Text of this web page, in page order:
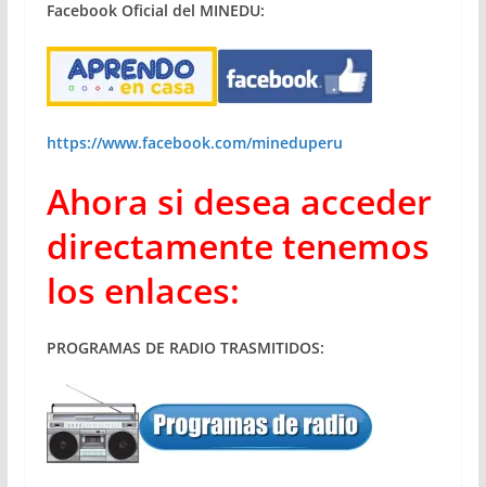
Facebook Oficial del MINEDU:
https://www.facebook.com/mineduperu
Ahora si desea acceder
directamente tenemos
los enlaces:
PROGRAMAS DE RADIO TRASMITIDOS: